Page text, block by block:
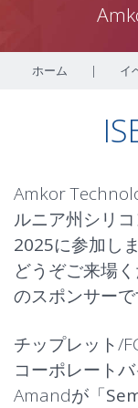
ホーム | イ
Amkor
ルニア州シリ
2025に参加しま
どうぞご来場
のスポンサーで
チップレット/
コーポレート
Amandが「